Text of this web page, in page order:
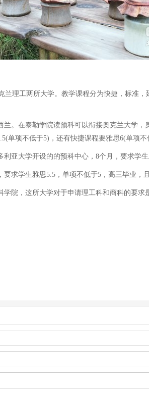
工两所大学。教学课程分为快捷，标准
在泰勒学院读预科可以衔接奥克兰大学，
单项不低于5)，还有快捷课程要雅思6(单项不
大学开设的的预科中心，8个月，要求学生
学生雅思5.5，单项不低于5，高三毕业，且
，这所大学对于申请理工科和商科的要求